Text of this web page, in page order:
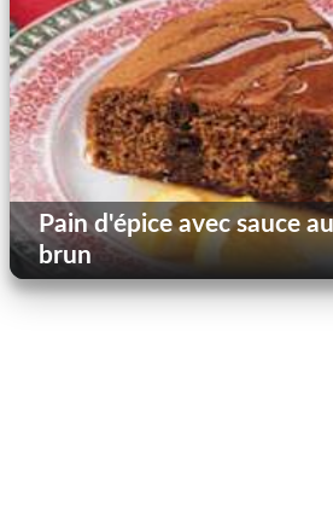
Pain d'épice avec sauce
brun